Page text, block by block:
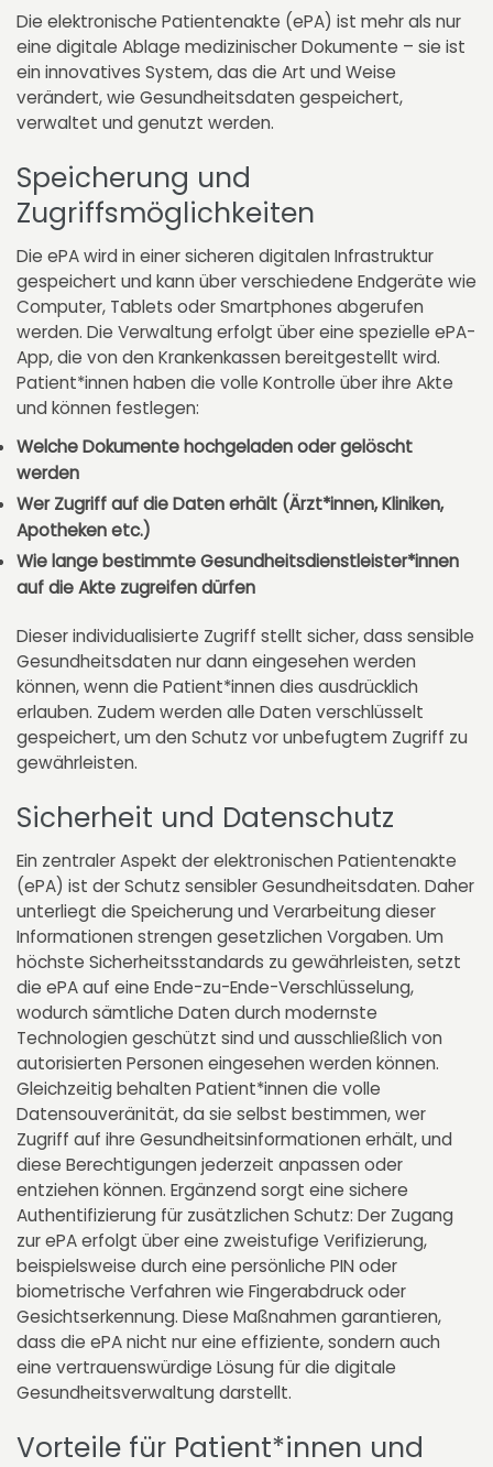
Die elektronische Patientenakte (ePA) ist mehr als nur
eine digitale Ablage medizinischer Dokumente – sie ist
ein innovatives System, das die Art und Weise
verändert, wie Gesundheitsdaten gespeichert,
verwaltet und genutzt werden.
Speicherung und
Zugriffsmöglichkeiten
Die ePA wird in einer sicheren digitalen Infrastruktur
gespeichert und kann über verschiedene Endgeräte wie
Computer, Tablets oder Smartphones abgerufen
werden. Die Verwaltung erfolgt über eine spezielle ePA-
App, die von den Krankenkassen bereitgestellt wird.
Patient*innen haben die volle Kontrolle über ihre Akte
und können festlegen:
Welche Dokumente hochgeladen oder gelöscht
werden
Wer Zugriff auf die Daten erhält (Ärzt*innen, Kliniken,
Apotheken etc.)
Wie lange bestimmte Gesundheitsdienstleister*innen
auf die Akte zugreifen dürfen
Dieser individualisierte Zugriff stellt sicher, dass sensible
Gesundheitsdaten nur dann eingesehen werden
können, wenn die Patient*innen dies ausdrücklich
erlauben. Zudem werden alle Daten verschlüsselt
gespeichert, um den Schutz vor unbefugtem Zugriff zu
gewährleisten.
Sicherheit und Datenschutz
Ein zentraler Aspekt der elektronischen Patientenakte
(ePA) ist der Schutz sensibler Gesundheitsdaten. Daher
unterliegt die Speicherung und Verarbeitung dieser
Informationen strengen gesetzlichen Vorgaben. Um
höchste Sicherheitsstandards zu gewährleisten, setzt
die ePA auf eine Ende-zu-Ende-Verschlüsselung,
wodurch sämtliche Daten durch modernste
Technologien geschützt sind und ausschließlich von
autorisierten Personen eingesehen werden können.
Gleichzeitig behalten Patient*innen die volle
Datensouveränität, da sie selbst bestimmen, wer
Zugriff auf ihre Gesundheitsinformationen erhält, und
diese Berechtigungen jederzeit anpassen oder
entziehen können. Ergänzend sorgt eine sichere
Authentifizierung für zusätzlichen Schutz: Der Zugang
zur ePA erfolgt über eine zweistufige Verifizierung,
beispielsweise durch eine persönliche PIN oder
biometrische Verfahren wie Fingerabdruck oder
Gesichtserkennung. Diese Maßnahmen garantieren,
dass die ePA nicht nur eine effiziente, sondern auch
eine vertrauenswürdige Lösung für die digitale
Gesundheitsverwaltung darstellt.
Vorteile für Patient*innen und